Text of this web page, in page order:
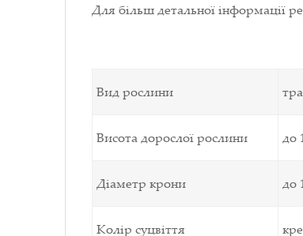
Для більш детальної інформації
Вид рослини
Висота дорослої рослини до
Діаметр крони до
Колір суцвіття